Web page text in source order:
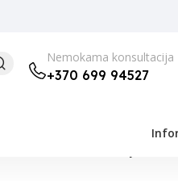
Nemokama konsultacija
+370 699 94527